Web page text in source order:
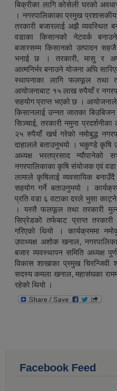
बिक्रीका लागि कोसेली घरको
। नगरपालिकाका प्रमुख
तरकारी बजारलाई अझै व्यवस्थित
वडाका किसानको नेटवर्क
बजारसम्म किसानको उत्पादन
भनाई छ । तरकारी, मासु र
आत्मनिर्भर बनाउने योजना अघि
स्थापनाका लागि फलफूल तथा
आयोजनाबाट १५ लाख रुपैयाँ र
सहयोग प्राप्त भएको छ ।
किसानलाई उन्नत जातका
सिञ्चाई, तरकारी नमुना
२५ रुपैयाँ खर्च गरेको नमोबुद्ध
दाहालले बताउनुभयो । भकुण्डे कृषि
अध्यक्ष भरतप्रसाद न्यौपानेको
नगरपालिकाका कृषि संयोजक एवं
लामाले कृषिलाई व्यवसायिक
सहयोग गर्ने बताउनुभयो ।
प्रति वडा ६ वटाका दरले भुसा काट्ने
। यस्तै फलफूल तथा तरकारी
सिप्रेडको तर्फबाट प्राप्त
गरिएको थियो । कार्यक्रममा
उपाध्यक्ष अशोक खनाल,
बजार व्यवस्थापन समिति अध्यक्ष
विकास शाखाका प्रमुख
सदस्य कमला खनाल, महासंघका
रहेको थियो ।
Facebook Feed